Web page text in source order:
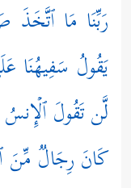
رَبِّنَا مَا ٱتَّخَذَ
یَقُولُ سَفِیهُنَا
لَّن تَقُولَ
كَانَ رِجَالࣱ مِّنَ